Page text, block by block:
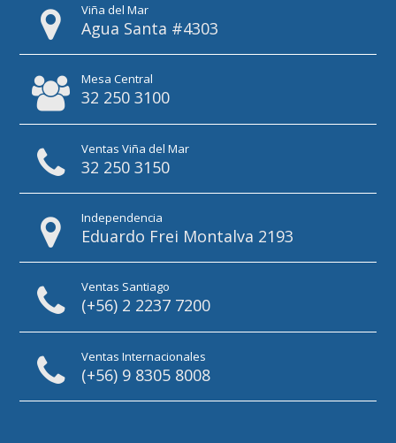
Viña del Mar
Agua Santa #4303
Mesa Central
32 250 3100
Ventas Viña del Mar
32 250 3150
Independencia
Eduardo Frei Montalva 2193
Ventas Santiago
(+56) 2 2237 7200
Ventas Internacionales
(+56) 9 8305 8008